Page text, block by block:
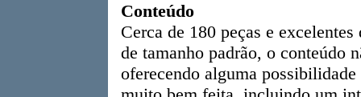
Conteúdo
Cerca de 180 peças e
de tamanho padrão, o conteúdo
oferecendo alguma